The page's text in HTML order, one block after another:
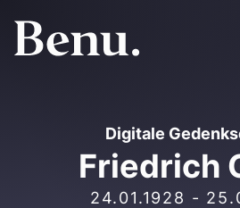
Digitale
Friedrich
24.01.1928 -